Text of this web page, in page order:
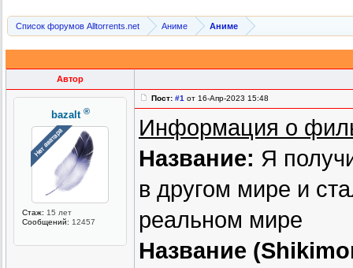
Список форумов Alltorrents.net Аниме Аниме
Автор
bazalt ®
Стаж: 15 лет
Сообщений: 12457
Пост: #1 от 16-Апр-2023 15:48
Информация о
Название: Я
в другом мире и
реальном мире
Название